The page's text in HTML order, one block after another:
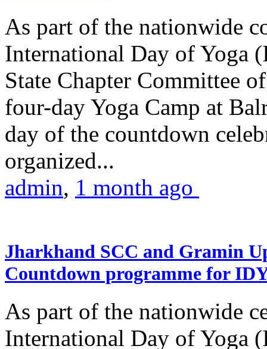
As part of the nationwide
International Day of Yoga
State Chapter Committee
four-day Yoga Camp at
day of the countdown
organized...
admin, 1 month ago
Jharkhand SCC and Gramin
Countdown programme for
As part of the nationwide
International Day of Yoga